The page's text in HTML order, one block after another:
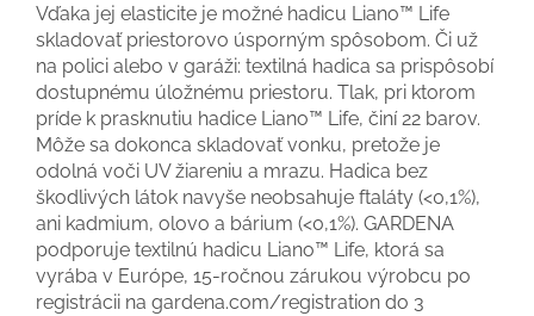
Vďaka jej elasticite je možné hadicu Liano™ Life
skladovať priestorovo úsporným spôsobom. Či už
na polici alebo v garáži: textilná hadica sa prispôsobí
dostupnému úložnému priestoru. Tlak, pri ktorom
príde k prasknutiu hadice Liano™ Life, činí 22 barov.
Môže sa dokonca skladovať vonku, pretože je
odolná voči UV žiareniu a mrazu. Hadica bez
škodlivých látok navyše neobsahuje ftaláty (<0,1%),
ani kadmium, olovo a bárium (<0,1%). GARDENA
podporuje textilnú hadicu Liano™ Life, ktorá sa
vyrába v Európe, 15-ročnou zárukou výrobcu po
registrácii na gardena.com/registration do 3